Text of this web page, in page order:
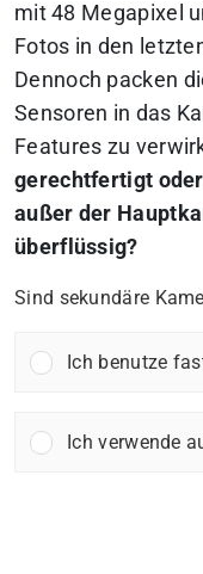
mit 48 Megapixel
Fotos in den
Dennoch packen
Sensoren in das
Features zu
gerechtfertigt
außer der
überflüssig?
Sind sekundäre
Ich benutze
Ich verwende